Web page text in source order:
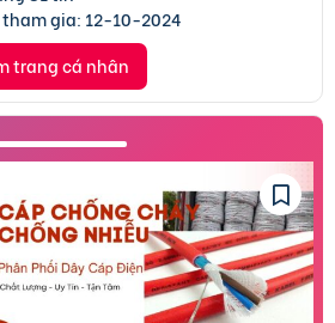
gia: 12-10-2024
trang cá nhân